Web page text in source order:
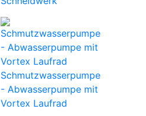
Schmutzwasserpumpe
- Abwasserpumpe mit
Vortex Laufrad